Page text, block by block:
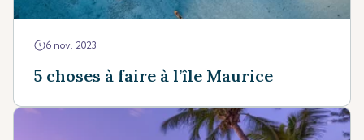
6 nov. 2023
5 choses à faire à l’île Maurice